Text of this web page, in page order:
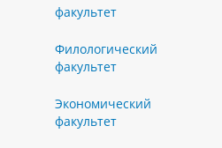
факультет
Филологический
факультет
Экономический
факультет